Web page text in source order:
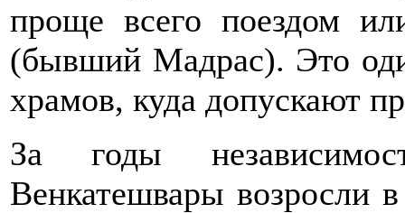
проще всего поездом
(бывший Мадрас). Это
храмов, куда допускают
За годы
Венкатешвары возросли